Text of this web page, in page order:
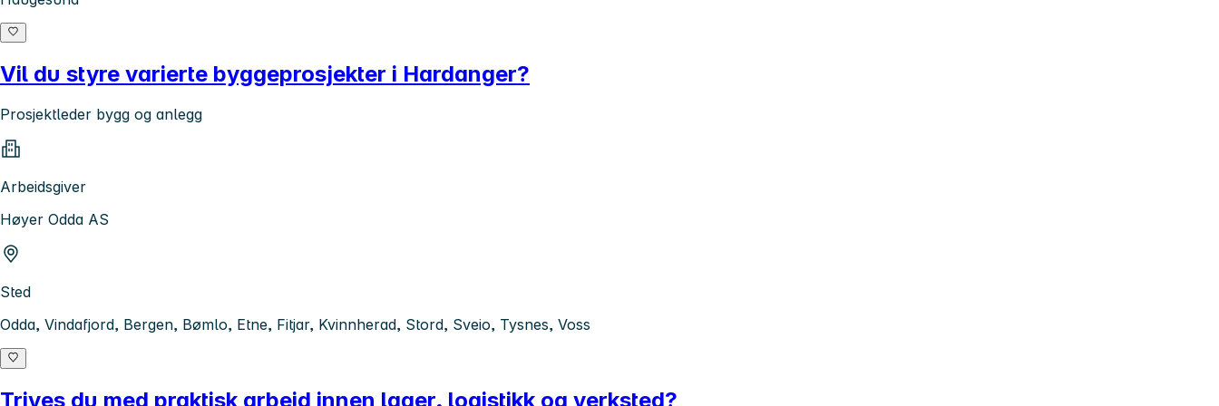
Vil du styre varierte byggeprosjekter i Hardanger?
Prosjektleder bygg og anlegg
Arbeidsgiver
Høyer Odda AS
Sted
Odda, Vindafjord, Bergen, Bømlo, Etne, Fitjar, Kvinnherad, Stord, Sveio, Tysnes, Voss
Trives du med praktisk arbeid innen lager, logistikk og verksted?